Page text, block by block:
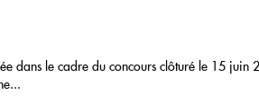
dans le cadre du concours clôturé le 15